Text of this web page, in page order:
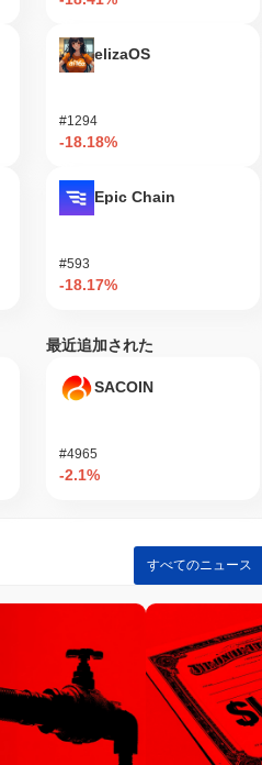
購入できますか？
and decentralizedの暗号通貨取引
引量はいくらですか？
歴は何ですか？
か？
価格アクションにおける一時的な
elizaOS
#1294
-18.18%
Epic Chain
#593
-18.17%
最近追加された
SACOIN
#4965
-2.1%
すべてのニュース